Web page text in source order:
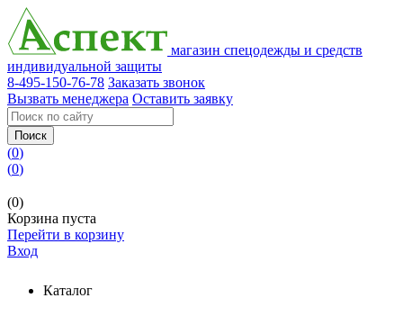
магазин спецодежды и средств
индивидуальной защиты
8-495-150-76-78 Заказать звонок
Вызвать менеджера Оставить заявку
Поиск
(0)
(0)
(0)
Корзина пуста
Перейти в корзину
Вход
Каталог